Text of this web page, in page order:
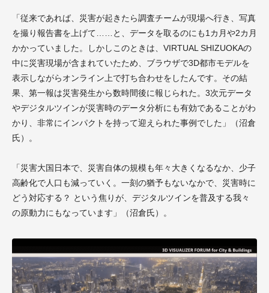
「従来であれば、災害が起きたら調査チームが現場へ行き、写真
を撮り報告書を上げて……と、データを取るのにも1カ月や2カ月
かかっていました。しかしこのときは、VIRTUAL SHIZUOKAの
中に災害現場が含まれていたため、ブラウザで3D都市モデルを
表示しながらオンライン上で打ち合わせをしたんです。その結
果、第一報は災害発生から数時間後に報じられた。3次元データ
やデジタルツインが災害時のデータ分析にも有効であることがわ
かり、非常にインパクトを持って迎えられた事例でした」（沼倉
氏）。
「災害大国日本で、災害自体の規模も年々大きくなるなか、少子
高齢化で人口も減っていく。一刻の猶予もないなかで、災害時に
どう対応する？ という焦りが、デジタルツインを普及する我々
の原動力にもなっています」（沼倉氏）。